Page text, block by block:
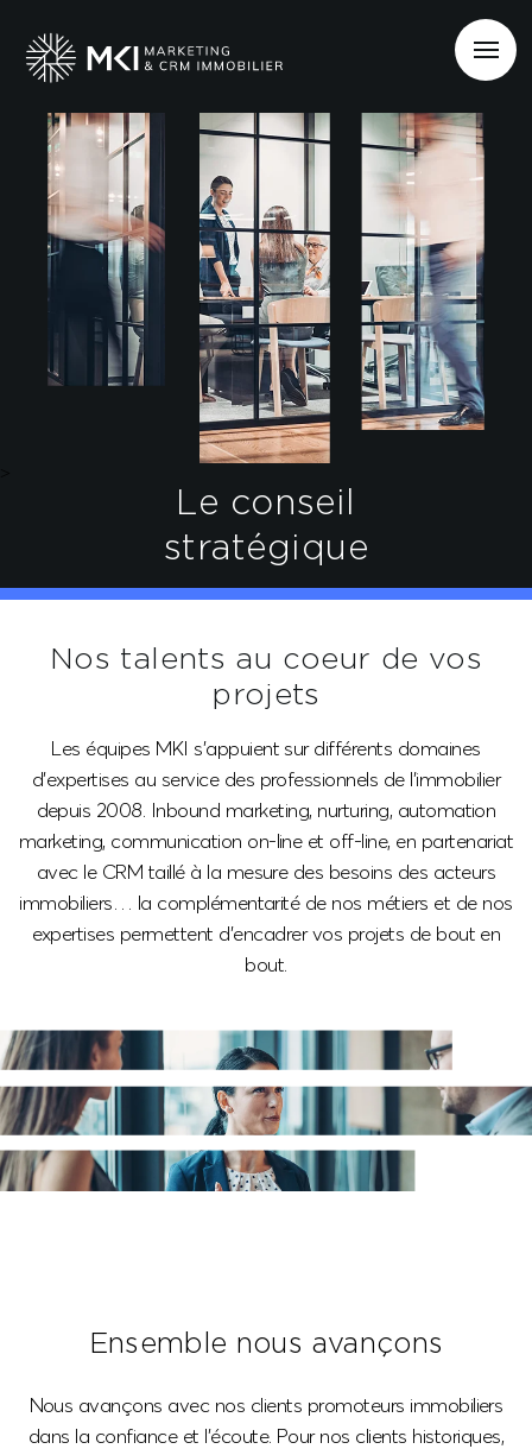
Le conseil
stratégique
Nos talents au coeur de vos
projets
Les équipes MKI s’appuient sur différents domaines
d’expertises au service des professionnels de l’immobilier
depuis 2008. Inbound marketing, nurturing, automation
marketing, communication on-line et off-line, en partenariat
avec le CRM taillé à la mesure des besoins des acteurs
immobiliers… la complémentarité de nos métiers et de nos
expertises permettent d’encadrer vos projets de bout en
bout.
Ensemble nous avançons
Nous avançons avec nos clients promoteurs immobiliers
dans la confiance et l’écoute. Pour nos clients historiques,